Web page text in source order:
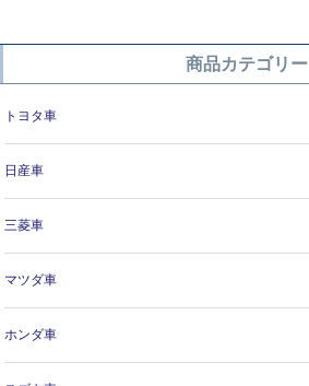
商品カテゴリー
トヨタ車
日産車
三菱車
マツダ車
ホンダ車